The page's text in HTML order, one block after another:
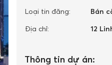
Loại tin đăng: Bán
Địa chỉ: 12
Thông tin dự án: